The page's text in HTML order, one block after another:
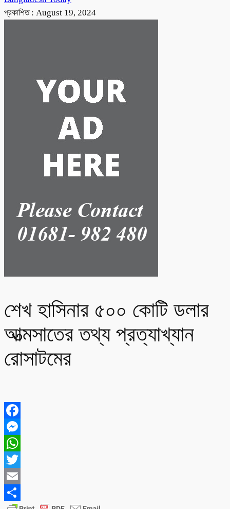
প্রকাশিত : August 19, 2024
শেখ হাসিনার ৫০০ কোটি ডলার
আত্মসাতের তথ্য প্রত্যাখ্যান
রোসাটমের
Facebook
Messenger
WhatsApp
Twitter
Email